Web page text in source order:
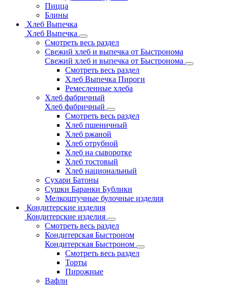
Пицца
Блины
Хлеб Выпечка
Хлеб Выпечка
Смотреть весь раздел
Свежий хлеб и выпечка от Быстронома
Свежий хлеб и выпечка от Быстронома
Смотреть весь раздел
Хлеб Выпечка Пироги
Ремесленные хлеба
Хлеб фабричный
Хлеб фабричный
Смотреть весь раздел
Хлеб пшеничный
Хлеб ржаной
Хлеб отрубной
Хлеб на сыворотке
Хлеб тостовый
Хлеб национальный
Сухари Батоны
Сушки Баранки Бублики
Мелкоштучные булочные изделия
Кондитерские изделия
Кондитерские изделия
Смотреть весь раздел
Кондитерская Быстроном
Кондитерская Быстроном
Смотреть весь раздел
Торты
Пирожные
Вафли